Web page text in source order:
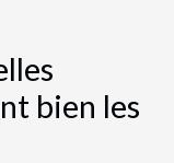
bien les